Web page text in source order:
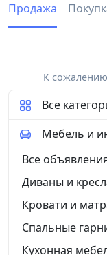
Продажа
К
Все
Мебель и
Все
Диваны и
Кровати и
Спальные
Кухонная